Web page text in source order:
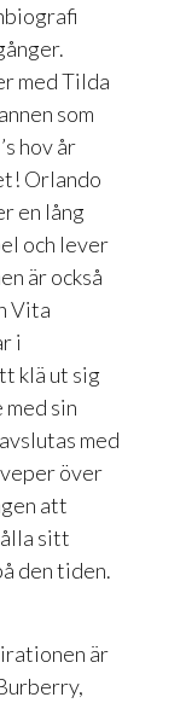
med Tilda
som
hov år
Orlando
en lång
och lever
är också
Vita
i
klä ut sig
sin
med
över
att
sitt
den tiden.
är